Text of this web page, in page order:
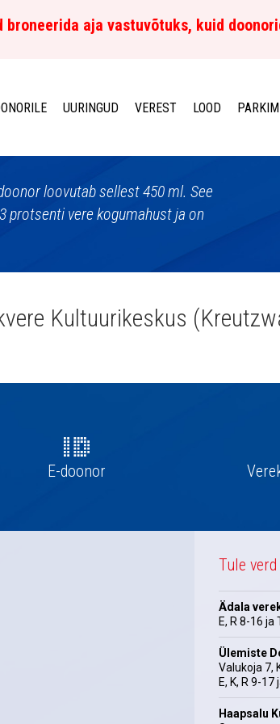
broneerida aja vastuvõtuks, kuid
UURINGUD VEREST LOOD
loovutab sellest 450 ml. See
protsenti vere kogumahust ja on
Kultuurikeskus
E-doonor
Tule
Ädala
E, R 8-16 ja
Ülemiste
Valukoja 7,
E, K, R 9-17
Haapsalu